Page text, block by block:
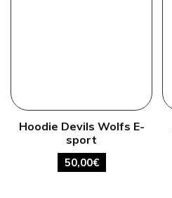
Hoodie Devils Wolfs E-
sport
50,00€